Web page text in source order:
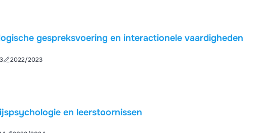
gespreksvoering en interactionele vaardigheden
2022/2023
en leerstoornissen